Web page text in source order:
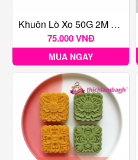
Khuôn Lò Xo 50G 2M Sen Thỏ Ngọc
75.000 VNĐ
MUA NGAY